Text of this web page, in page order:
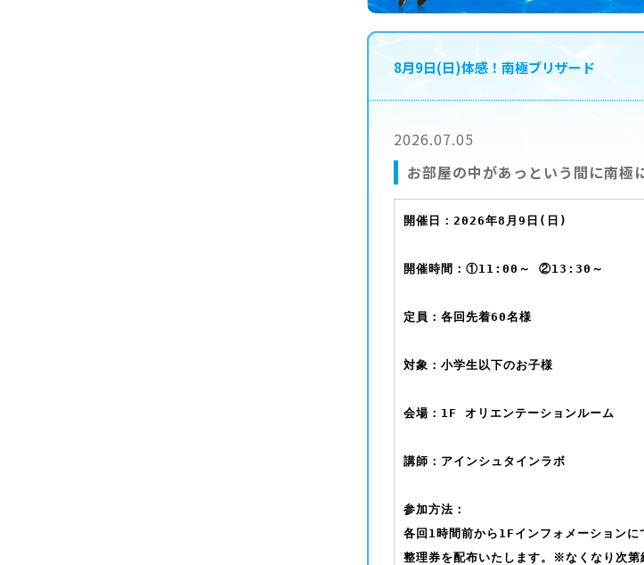
8月9日(日)体感！南極ブリザード
2026.07.05
お部屋の中があっという間に南極
開催日：2026年8月9日(日)
開催時間：①11:00～ ②13:30～
定員：各回先着60名様
対象：小学生以下のお子様
会場：1F オリエンテーションルーム
講師：アインシュタインラボ
参加方法：
各回1時間前から1Fインフォメーションに
整理券を配布いたします。※なくなり次第